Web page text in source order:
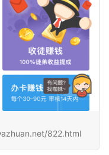
822.html